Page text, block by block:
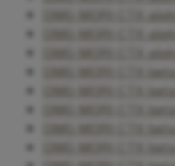
DMG MORI CTX
DMG MORI CTX
DMG MORI CTX
DMG MORI CTX
DMG MORI CTX
DMG MORI CTX
DMG MORI CTX
DMG MORI CTX